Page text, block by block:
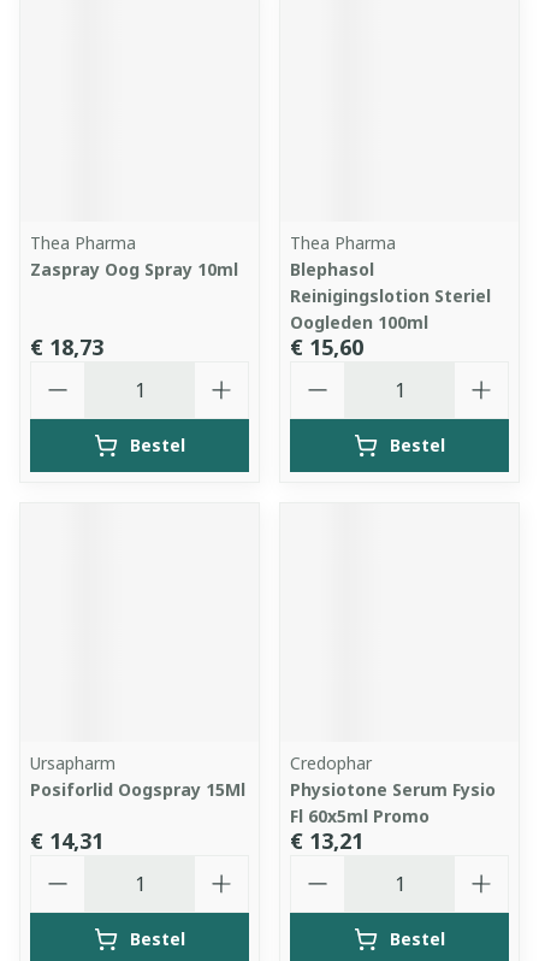
Thea Pharma
Zaspray Oog Spray 10ml
€ 18,73
Bestel
Thea Pharma
Blephasol
Reinigingslotion Steriel
Oogleden 100ml
€ 15,60
Bestel
Ursapharm
Posiforlid Oogspray 15Ml
€ 14,31
Bestel
Credophar
Physiotone Serum Fysio
Fl 60x5ml Promo
€ 13,21
Bestel